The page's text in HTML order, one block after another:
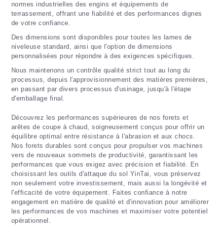
normes industrielles des engins et équipements de
terrassement, offrant une fiabilité et des performances dignes
de votre confiance.
Des dimensions sont disponibles pour toutes les lames de
niveleuse standard, ainsi que l'option de dimensions
personnalisées pour répondre à des exigences spécifiques.
Nous maintenons un contrôle qualité strict tout au long du
processus, depuis l'approvisionnement des matières premières,
en passant par divers processus d'usinage, jusqu'à l'étape
d'emballage final.
Découvrez les performances supérieures de nos forets et
arêtes de coupe à chaud, soigneusement conçus pour offrir un
équilibre optimal entre résistance à l'abrasion et aux chocs.
Nos forets durables sont conçus pour propulser vos machines
vers de nouveaux sommets de productivité, garantissant les
performances que vous exigez avec précision et fiabilité. En
choisissant les outils d'attaque du sol YinTai, vous préservez
non seulement votre investissement, mais aussi la longévité et
l'efficacité de votre équipement. Faites confiance à notre
engagement en matière de qualité et d'innovation pour améliorer
les performances de vos machines et maximiser votre potentiel
opérationnel.